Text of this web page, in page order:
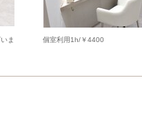
ま
個室利用1h/￥4400